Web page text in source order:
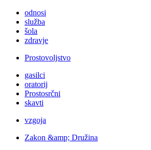
odnosi
služba
šola
zdravje
Prostovoljstvo
gasilci
oratorij
Prostosrčni
skavti
vzgoja
Zakon &amp; Družina